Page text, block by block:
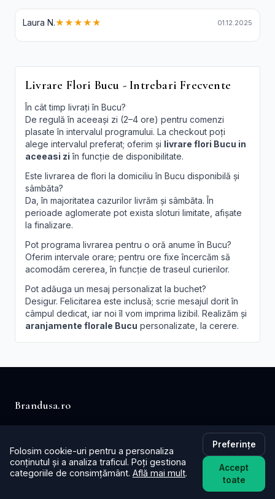
Laura N.★★★★★ 01.12.2025
Livrare Flori Bucu - Intrebari Frecvente
În cât timp livrați în Bucu?
De regulă în aceeași zi (2–4 ore) pentru comenzi
plasate în intervalul programului. La checkout poți
alege intervalul preferat; oferim și livrare flori Bucu in
aceeasi zi în funcție de disponibilitate.
Este livrarea de flori la domiciliu în Bucu disponibilă și
sâmbăta?
Da, în majoritatea cazurilor livrăm și sâmbăta. În
perioade aglomerate pot exista sloturi limitate, afișate
la finalizare.
Pot programa livrarea pentru o oră anume în Bucu?
Oferim intervale orare; pentru ore fixe încercăm să
acomodăm cererea, în funcție de traseul curierilor.
Pot adăuga un mesaj personalizat la buchet?
Desigur. Felicitarea este inclusă; scrie mesajul dorit în
câmpul dedicat, iar noi îl vom imprima lizibil. Realizăm și
aranjamente florale Bucu personalizate, la cerere.
Brandusa.ro
Buchete cu emoție, aranjamente cu suflet. Comandă
online flori cu livrare în aceeași zi în toată țara.
📞+40753621077
Folosim cookie-uri pentru a personaliza
conținutul și a analiza traficul. Poți gestiona
categoriile de consimțământ. Află mai mult.
Preferințe
Accept
toate